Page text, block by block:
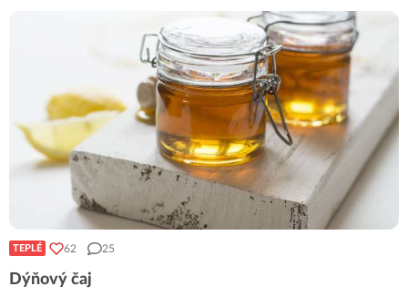
TEPLÉ 62 25
Dýňový čaj